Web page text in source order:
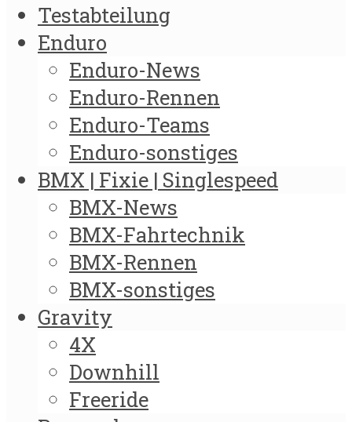
Testabteilung
Enduro
Enduro-News
Enduro-Rennen
Enduro-Teams
Enduro-sonstiges
BMX | Fixie | Singlespeed
BMX-News
BMX-Fahrtechnik
BMX-Rennen
BMX-sonstiges
Gravity
4X
Downhill
Freeride